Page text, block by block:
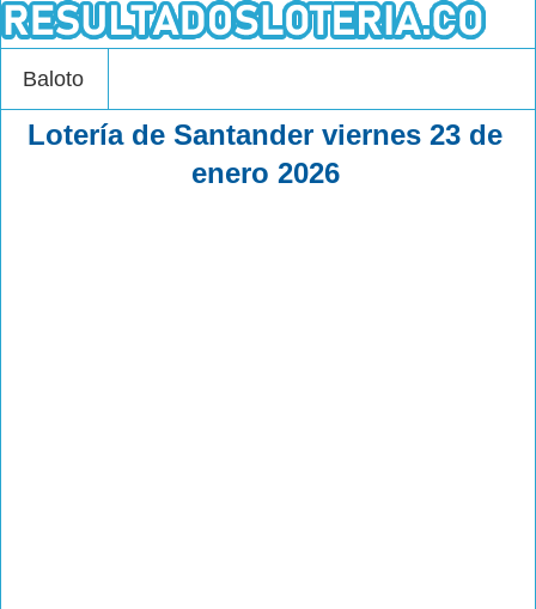
Baloto
Lotería de Santander viernes 23 de
enero 2026